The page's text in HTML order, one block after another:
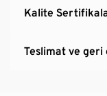
Kalite
Teslimat ve geri